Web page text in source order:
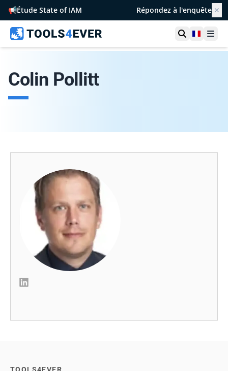
📢Étude State of IAM Répondez à l'enquête ✕
Ouvrir la
France
Colin Pollitt